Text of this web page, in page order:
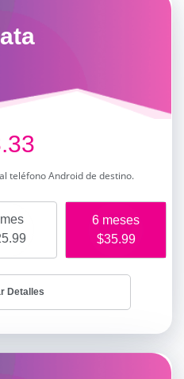
teléfono Android de destino.
6 meses
$35.99
Detalles